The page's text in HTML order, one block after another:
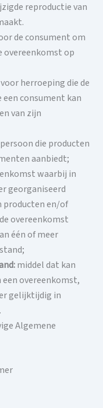
reproductie van
de consument om
overeenkomst op
herroeping die de
consument kan
van zijn
die producten
aanbiedt;
waarbij in
georganiseerd
producten en/of
overeenkomst
één of meer
middel dat kan
overeenkomst,
gelijktijdig in
Algemene